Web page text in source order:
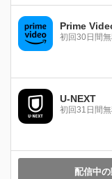
Prime
初回30日間
U-NEXT
初回31日間
配信中